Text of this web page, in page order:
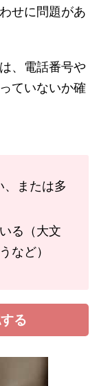
せに問題があ
、電話番号や
ていないか確
、または多
る（大文
など）
る